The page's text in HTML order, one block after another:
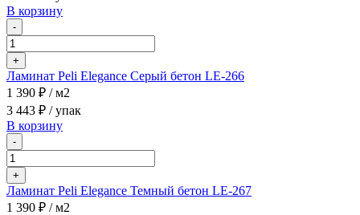
В корзину
-
+
Ламинат Peli Elegance Серый бетон LE-266
1 390 ₽ / м2
3 443 ₽ / упак
В корзину
-
+
Ламинат Peli Elegance Темный бетон LE-267
1 390 ₽ / м2